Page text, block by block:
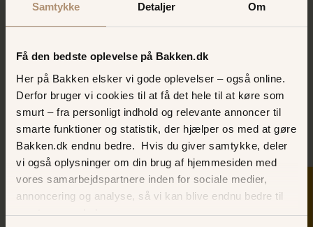
Samtykke Detaljer Om
Få den bedste oplevelse på Bakken.dk
Her på Bakken elsker vi gode oplevelser – også online.
Derfor bruger vi cookies til at få det hele til at køre som
smurt – fra personligt indhold og relevante annoncer til
smarte funktioner og statistik, der hjælper os med at gøre
Bakken.dk endnu bedre. Hvis du giver samtykke, deler
vi også oplysninger om din brug af hjemmesiden med
vores samarbejdspartnere inden for sociale medier,
annoncering og analyse, så vi kan blive endnu bedre til
næste gang, du besøger os.
Vikingeskibet Dragen